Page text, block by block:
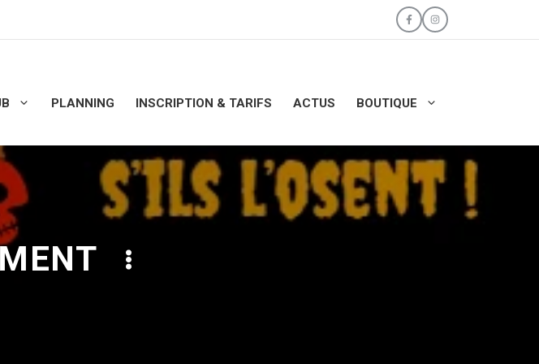
PLANNING INSCRIPTION & TARIFS ACTUS BOUTIQUE